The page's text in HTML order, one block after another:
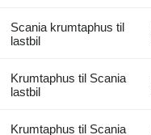
Scania krumtaphus til
lastbil
Krumtaphus til Scania
lastbil
Krumtaphus til Scania